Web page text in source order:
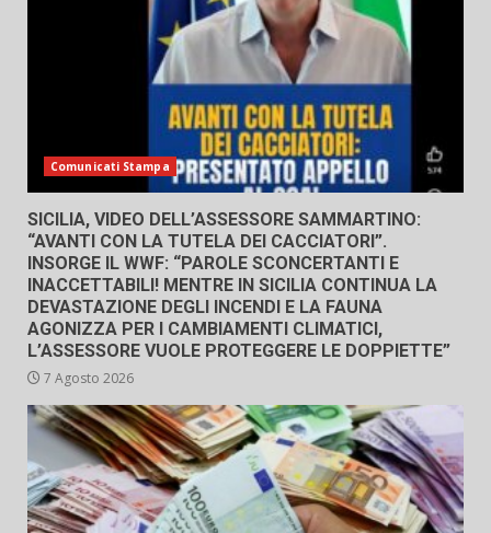
Comunicati Stampa
SICILIA, VIDEO DELL’ASSESSORE SAMMARTINO:
“AVANTI CON LA TUTELA DEI CACCIATORI”.
INSORGE IL WWF: “PAROLE SCONCERTANTI E
INACCETTABILI! MENTRE IN SICILIA CONTINUA LA
DEVASTAZIONE DEGLI INCENDI E LA FAUNA
AGONIZZA PER I CAMBIAMENTI CLIMATICI,
L’ASSESSORE VUOLE PROTEGGERE LE DOPPIETTE”
7 Agosto 2026